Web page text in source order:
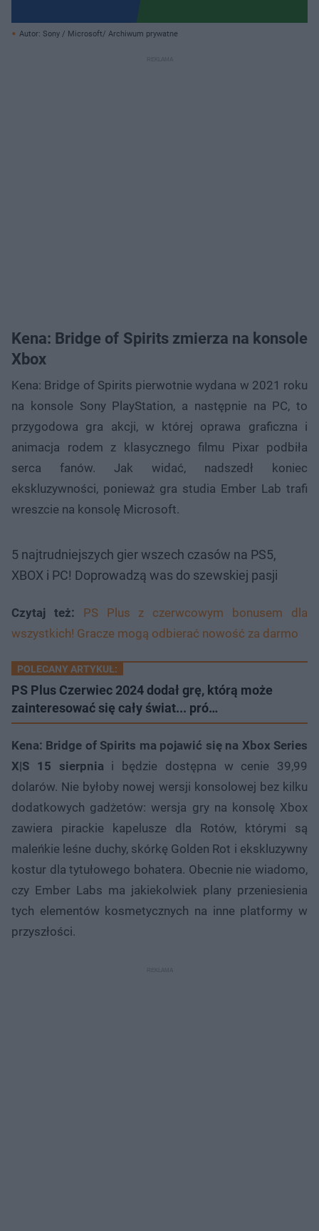
Autor: Sony / Microsoft/ Archiwum prywatne
Kena: Bridge of Spirits zmierza na konsole
Xbox
Kena: Bridge of Spirits pierwotnie wydana w 2021 roku
na konsole Sony PlayStation, a następnie na PC, to
przygodowa gra akcji, w której oprawa graficzna i
animacja rodem z klasycznego filmu Pixar podbiła
serca fanów. Jak widać, nadszedł koniec
ekskluzywności, ponieważ gra studia Ember Lab trafi
wreszcie na konsolę Microsoft.
5 najtrudniejszych gier wszech czasów na PS5,
XBOX i PC! Doprowadzą was do szewskiej pasji
Czytaj też:
PS Plus z czerwcowym bonusem dla
wszystkich! Gracze mogą odbierać nowość za darmo
POLECANY ARTYKUŁ:
PS Plus Czerwiec 2024 dodał grę, którą może
zainteresować się cały świat... pró…
Kena: Bridge of Spirits ma pojawić się na Xbox Series
X|S 15 sierpnia i będzie dostępna w cenie 39,99
dolarów. Nie byłoby nowej wersji konsolowej bez kilku
dodatkowych gadżetów: wersja gry na konsolę Xbox
zawiera pirackie kapelusze dla Rotów, którymi są
maleńkie leśne duchy, skórkę Golden Rot i ekskluzywny
kostur dla tytułowego bohatera. Obecnie nie wiadomo,
czy Ember Labs ma jakiekolwiek plany przeniesienia
tych elementów kosmetycznych na inne platformy w
przyszłości.